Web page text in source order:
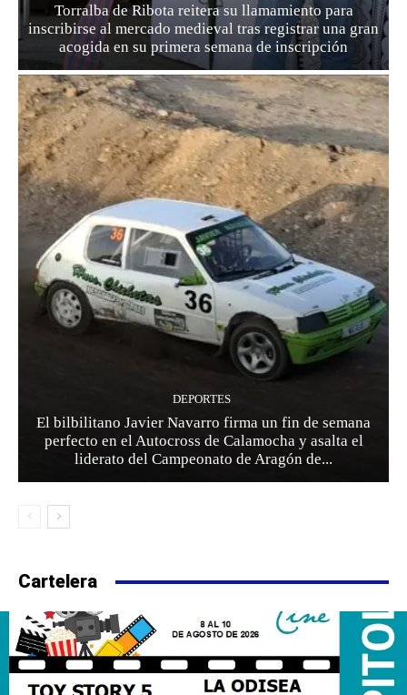
Torralba de Ribota reitera su llamamiento para
inscribirse al mercado medieval tras registrar una gran
acogida en su primera semana de inscripción
DEPORTES
El bilbilitano Javier Navarro firma un fin de semana
perfecto en el Autocross de Calamocha y asalta el
liderato del Campeonato de Aragón de...
Cartelera